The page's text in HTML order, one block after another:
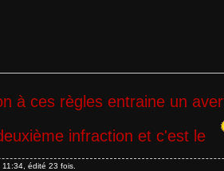
à ces règles entraine un
infraction et c'est le
édité 23 fois.